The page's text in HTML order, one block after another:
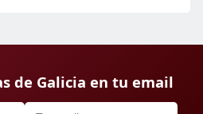
de Galicia en tu email